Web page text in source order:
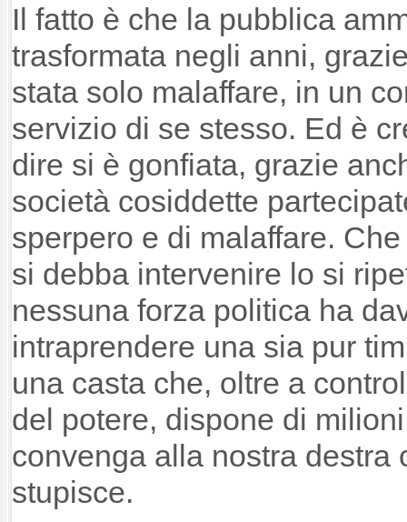
Il fatto è che la pubblica
trasformata negli anni,
stata solo malaffare, in un
servizio di se stesso. Ed è
dire si è gonfiata, grazie
società cosiddette
sperpero e di malaffare.
si debba intervenire lo si
nessuna forza politica ha
intraprendere una sia pur
una casta che, oltre a
del potere, dispone di
convenga alla nostra destra
stupisce.